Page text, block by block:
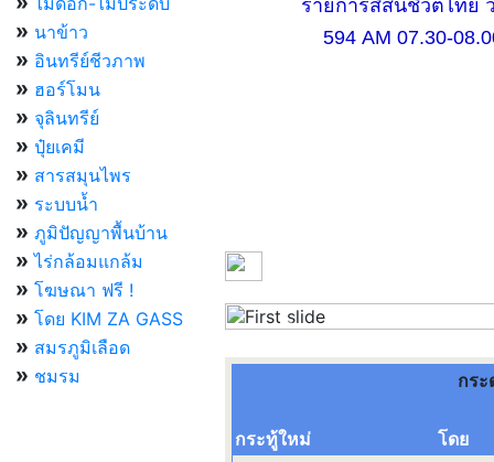
» นาข้าว
» อินทรีย์ชีวภาพ
» ฮอร์โมน
» จุลินทรีย์
» ปุ๋ยเคมี
» สารสมุนไพร
» ระบบน้ำ
» ภูมิปัญญาพื้นบ้าน
» ไร่กล้อมแกล้ม
» โฆษณา ฟรี !
» โดย KIM ZA GASS
» สมรภูมิเลือด
» ชมรม
รายการสีสันชีวิตไทย วิ
594 AM 07.30-08.00
Previous
กร
กระทู้ใหม่
โดย